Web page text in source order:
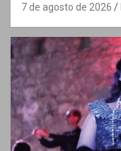
7 de agosto de 2026